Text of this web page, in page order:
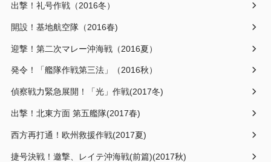
出撃！礼号作戦（2016冬）
開設！基地航空隊（2016春)
迎撃！第二次マレー沖海戦（2016夏）
発令！「艦隊作戦第三法」（2016秋）
偵察戦力緊急展開！「光」作戦(2017冬)
出撃！北東方面 第五艦隊(2017春)
西方再打通！欧州救援作戦(2017夏)
捷号決戦！邀撃、レイテ沖海戦(前篇)(2017秋)